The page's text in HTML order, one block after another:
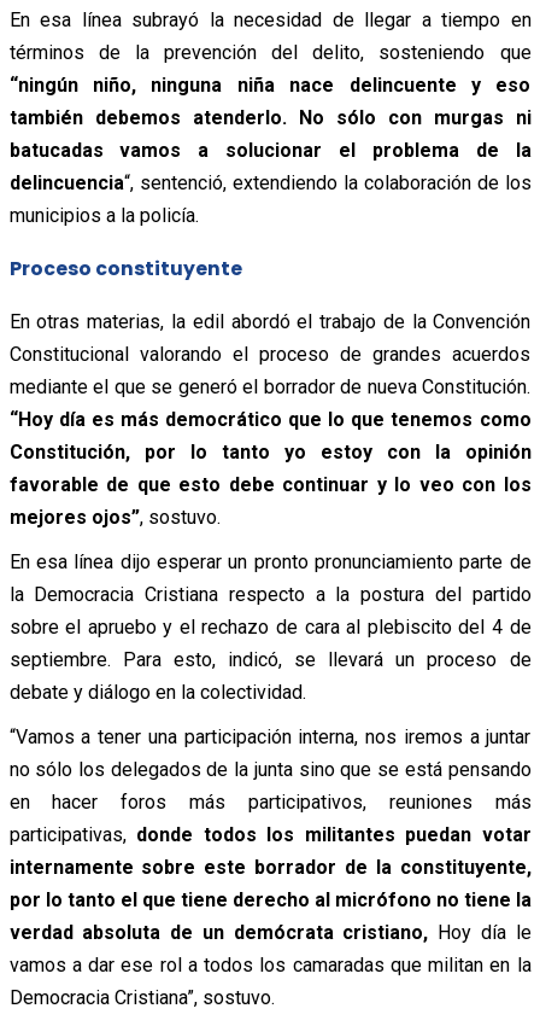
En esa línea subrayó la necesidad de llegar a tiempo en
términos de la prevención del delito, sosteniendo que
“ningún niño, ninguna niña nace delincuente y eso
también debemos atenderlo. No sólo con murgas ni
batucadas vamos a solucionar el problema de la
delincuencia“, sentenció, extendiendo la colaboración de los
municipios a la policía.
Proceso constituyente
En otras materias, la edil abordó el trabajo de la Convención
Constitucional valorando el proceso de grandes acuerdos
mediante el que se generó el borrador de nueva Constitución.
“Hoy día es más democrático que lo que tenemos como
Constitución, por lo tanto yo estoy con la opinión
favorable de que esto debe continuar y lo veo con los
mejores ojos”, sostuvo.
En esa línea dijo esperar un pronto pronunciamiento parte de
la Democracia Cristiana respecto a la postura del partido
sobre el apruebo y el rechazo de cara al plebiscito del 4 de
septiembre. Para esto, indicó, se llevará un proceso de
debate y diálogo en la colectividad.
“Vamos a tener una participación interna, nos iremos a juntar
no sólo los delegados de la junta sino que se está pensando
en hacer foros más participativos, reuniones más
participativas, donde todos los militantes puedan votar
internamente sobre este borrador de la constituyente,
por lo tanto el que tiene derecho al micrófono no tiene la
verdad absoluta de un demócrata cristiano, Hoy día le
vamos a dar ese rol a todos los camaradas que militan en la
Democracia Cristiana”, sostuvo.